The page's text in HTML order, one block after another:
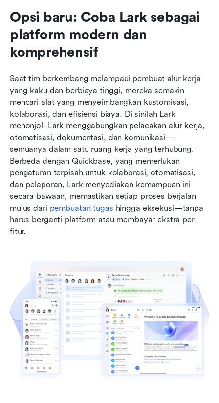
Opsi baru: Coba Lark sebagai
platform modern dan
komprehensif
Saat tim berkembang melampaui pembuat alur kerja
yang kaku dan berbiaya tinggi, mereka semakin
mencari alat yang menyeimbangkan kustomisasi,
kolaborasi, dan efisiensi biaya. Di sinilah Lark
menonjol. Lark menggabungkan pelacakan alur kerja,
otomatisasi, dokumentasi, dan komunikasi—
semuanya dalam satu ruang kerja yang terhubung.
Berbeda dengan Quickbase, yang memerlukan
pengaturan terpisah untuk kolaborasi, otomatisasi,
dan pelaporan, Lark menyediakan kemampuan ini
secara bawaan, memastikan setiap proses berjalan
mulus dari pembuatan tugas hingga eksekusi—tanpa
harus berganti platform atau membayar ekstra per
fitur.